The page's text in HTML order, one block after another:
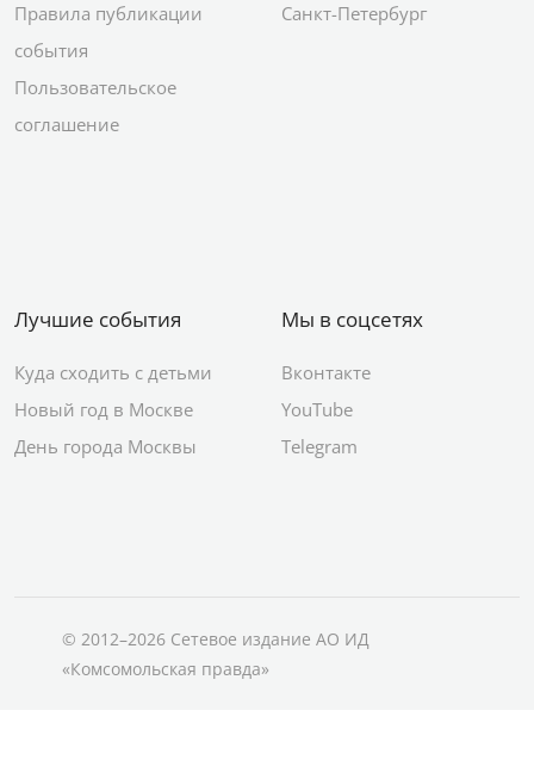
Правила публикации
события
Пользовательское
соглашение
Санкт-Петербург
Лучшие события
Куда сходить с детьми
Новый год в Москве
День города Москвы
Мы в соцсетях
Вконтакте
YouTube
Telegram
© 2012–2026 Сетевое издание АО ИД
«Комсомольская правда»